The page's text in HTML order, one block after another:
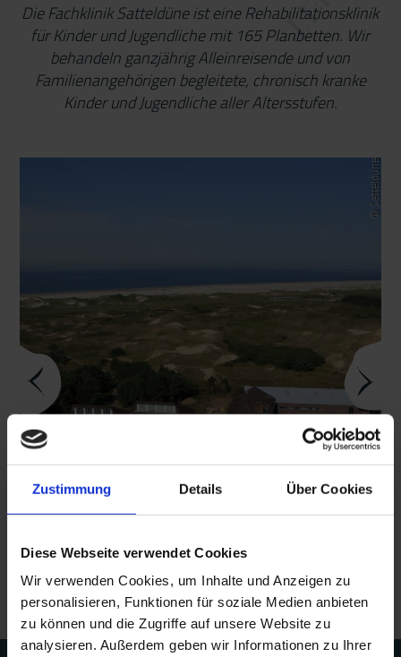
Zustimmung Details Über Cookies
Diese Webseite verwendet Cookies
Wir verwenden Cookies, um Inhalte und Anzeigen zu
personalisieren, Funktionen für soziale Medien anbieten
zu können und die Zugriffe auf unsere Website zu
analysieren. Außerdem geben wir Informationen zu Ihrer
Die Fachklinik Satteldüne ist eine Rehabilitationsklinik
für Kinder und Jugendliche mit 165 Planbetten. Wir
behandeln ganzjährig Alleinreisende und von
Familienangehörigen begleitete, chronisch kranke
Kinder und Jugendliche aller Altersstufen.
© Satteldüne